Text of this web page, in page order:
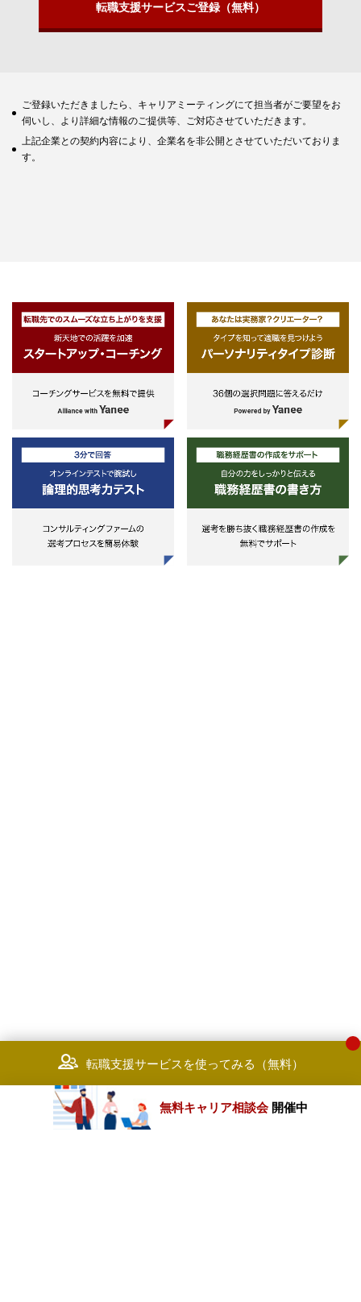
転職支援サービスご登録（無料）
ご登録いただきましたら、キャリアミーティングにて担当者がご要望をお
伺いし、より詳細な情報のご提供等、ご対応させていただきます。
上記企業との契約内容により、企業名を非公開とさせていただいておりま
す。
転職支援サービスを使ってみる（無料）
無料キャリア相談会 開催中